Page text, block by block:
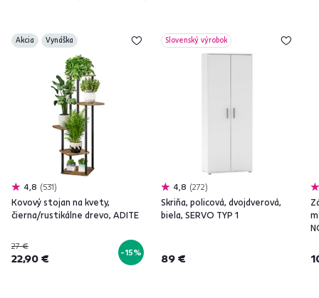
Akcia Vynáška
4,8 531
Kovový stojan na kvety,
čierna/rustikálne drevo, ADITE
27 €
22,90 € -15%
Slovenský výrobok
4,8 272
Skriňa, policová, dvojdverová,
biela, SERVO TYP 1
89 €